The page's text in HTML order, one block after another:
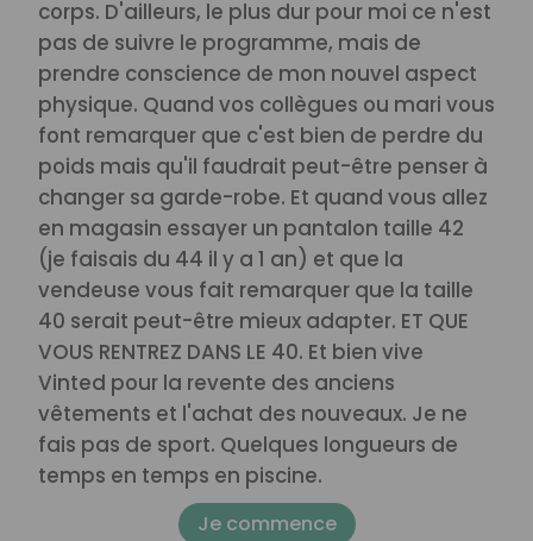
corps. D'ailleurs, le plus dur pour moi ce n'est
pas de suivre le programme, mais de
prendre conscience de mon nouvel aspect
physique. Quand vos collègues ou mari vous
font remarquer que c'est bien de perdre du
poids mais qu'il faudrait peut-être penser à
changer sa garde-robe. Et quand vous allez
en magasin essayer un pantalon taille 42
(je faisais du 44 il y a 1 an) et que la
vendeuse vous fait remarquer que la taille
40 serait peut-être mieux adapter. ET QUE
VOUS RENTREZ DANS LE 40. Et bien vive
Vinted pour la revente des anciens
vêtements et l'achat des nouveaux. Je ne
fais pas de sport. Quelques longueurs de
temps en temps en piscine.
Je commence